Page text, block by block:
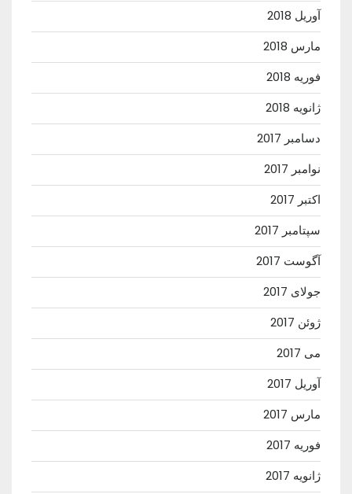
آوریل 2018
مارس 2018
فوریه 2018
ژانویه 2018
دسامبر 2017
نوامبر 2017
اکتبر 2017
سپتامبر 2017
آگوست 2017
جولای 2017
ژوئن 2017
می 2017
آوریل 2017
مارس 2017
فوریه 2017
ژانویه 2017